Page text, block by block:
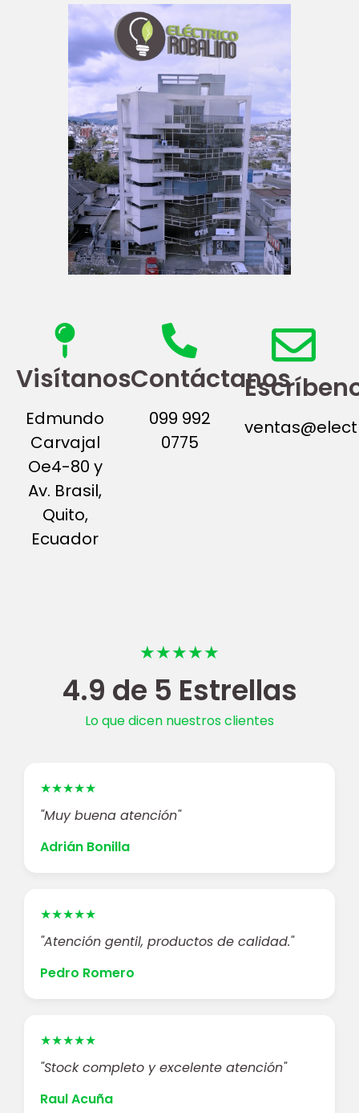
Visítanos
Edmundo
Carvajal
Oe4-80 y
Av. Brasil,
Quito,
Ecuador
Contáctanos
099 992
0775
★★★★★
4.9 de 5 Estrellas
Lo que dicen nuestros clientes
★★★★★
"Muy buena atención"
Adrián Bonilla
★★★★★
"Atención gentil, productos de calidad."
Pedro Romero
★★★★★
"Stock completo y excelente atención"
Raul Acuña